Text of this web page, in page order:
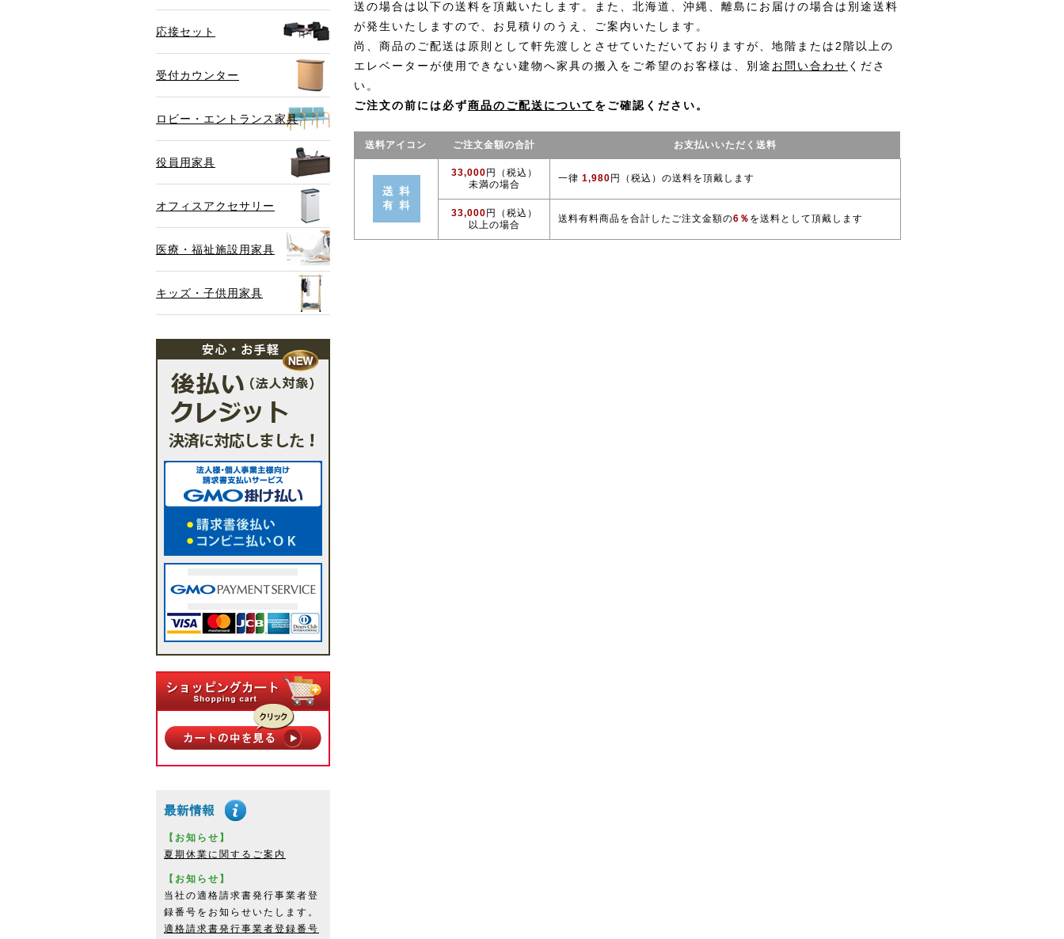
応接セット
受付カウンター
ロビー・エントランス家具
役員用家具
オフィスアクセサリー
医療・福祉施設用家具
キッズ・子供用家具
【お知らせ】
夏期休業に関するご案内
【お知らせ】
当社の適格請求書発行事業者登
録番号をお知らせいたします。
適格請求書発行事業者登録番号
送の場合は以下の送料を頂戴いたします。また、北海道、沖縄、離島にお届けの場合は別途送料
が発生いたしますので、お見積りのうえ、ご案内いたします。
尚、商品のご配送は原則として軒先渡しとさせていただいておりますが、地階または2階以上の
エレベーターが使用できない建物へ家具の搬入をご希望のお客様は、別途 お問い合わせ くださ
い。
ご注文の前には必ず商品のご配送について をご確認ください。
送料アイコン ご注文金額の合計 お支払いいただく送料
33,000 円（税込）
未満の場合
一律 1,980 円（税込）の送料を頂戴します
33,000 円（税込）
以上の場合
送料有料商品を合計したご注文金額の6％ を送料として頂戴します